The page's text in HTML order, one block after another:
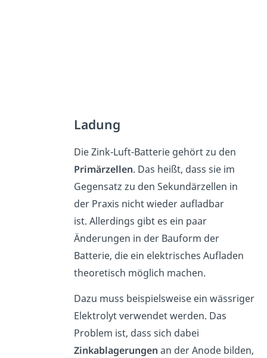
Ladung
Die Zink-Luft-Batterie gehört zu den
Primärzellen. Das heißt, dass sie im
Gegensatz zu den Sekundärzellen in
der Praxis nicht wieder aufladbar
ist. Allerdings gibt es ein paar
Änderungen in der Bauform der
Batterie, die ein elektrisches Aufladen
theoretisch möglich machen.
Dazu muss beispielsweise ein wässriger
Elektrolyt verwendet werden. Das
Problem ist, dass sich dabei
Zinkablagerungen an der Anode bilden,